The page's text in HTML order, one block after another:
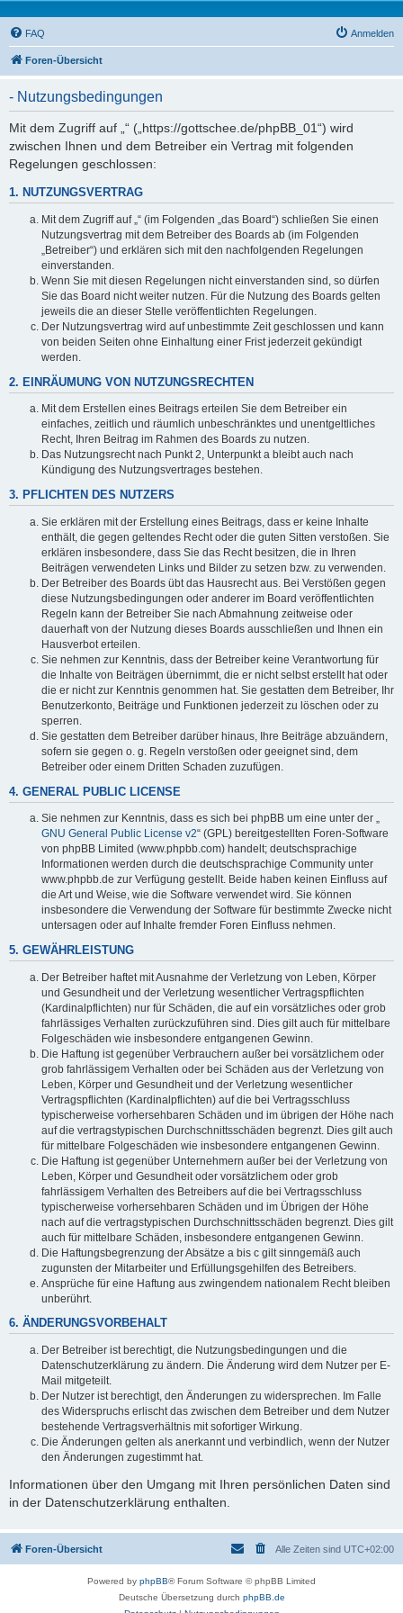
FAQ Anmelden
Foren-Übersicht
- Nutzungsbedingungen
Mit dem Zugriff auf „“ („https://gottschee.de/phpBB_01“) wird
zwischen Ihnen und dem Betreiber ein Vertrag mit folgenden
Regelungen geschlossen:
1. NUTZUNGSVERTRAG
Mit dem Zugriff auf „“ (im Folgenden „das Board“) schließen Sie einen
Nutzungsvertrag mit dem Betreiber des Boards ab (im Folgenden
„Betreiber“) und erklären sich mit den nachfolgenden Regelungen
einverstanden.
Wenn Sie mit diesen Regelungen nicht einverstanden sind, so dürfen
Sie das Board nicht weiter nutzen. Für die Nutzung des Boards gelten
jeweils die an dieser Stelle veröffentlichten Regelungen.
Der Nutzungsvertrag wird auf unbestimmte Zeit geschlossen und kann
von beiden Seiten ohne Einhaltung einer Frist jederzeit gekündigt
werden.
2. EINRÄUMUNG VON NUTZUNGSRECHTEN
Mit dem Erstellen eines Beitrags erteilen Sie dem Betreiber ein
einfaches, zeitlich und räumlich unbeschränktes und unentgeltliches
Recht, Ihren Beitrag im Rahmen des Boards zu nutzen.
Das Nutzungsrecht nach Punkt 2, Unterpunkt a bleibt auch nach
Kündigung des Nutzungsvertrages bestehen.
3. PFLICHTEN DES NUTZERS
Sie erklären mit der Erstellung eines Beitrags, dass er keine Inhalte
enthält, die gegen geltendes Recht oder die guten Sitten verstoßen. Sie
erklären insbesondere, dass Sie das Recht besitzen, die in Ihren
Beiträgen verwendeten Links und Bilder zu setzen bzw. zu verwenden.
Der Betreiber des Boards übt das Hausrecht aus. Bei Verstößen gegen
diese Nutzungsbedingungen oder anderer im Board veröffentlichten
Regeln kann der Betreiber Sie nach Abmahnung zeitweise oder
dauerhaft von der Nutzung dieses Boards ausschließen und Ihnen ein
Hausverbot erteilen.
Sie nehmen zur Kenntnis, dass der Betreiber keine Verantwortung für
die Inhalte von Beiträgen übernimmt, die er nicht selbst erstellt hat oder
die er nicht zur Kenntnis genommen hat. Sie gestatten dem Betreiber, Ihr
Benutzerkonto, Beiträge und Funktionen jederzeit zu löschen oder zu
sperren.
Sie gestatten dem Betreiber darüber hinaus, Ihre Beiträge abzuändern,
sofern sie gegen o. g. Regeln verstoßen oder geeignet sind, dem
Betreiber oder einem Dritten Schaden zuzufügen.
4. GENERAL PUBLIC LICENSE
Sie nehmen zur Kenntnis, dass es sich bei phpBB um eine unter der „
GNU General Public License v2“ (GPL) bereitgestellten Foren-Software
von phpBB Limited (www.phpbb.com) handelt; deutschsprachige
Informationen werden durch die deutschsprachige Community unter
www.phpbb.de zur Verfügung gestellt. Beide haben keinen Einfluss auf
die Art und Weise, wie die Software verwendet wird. Sie können
insbesondere die Verwendung der Software für bestimmte Zwecke nicht
untersagen oder auf Inhalte fremder Foren Einfluss nehmen.
5. GEWÄHRLEISTUNG
Der Betreiber haftet mit Ausnahme der Verletzung von Leben, Körper
und Gesundheit und der Verletzung wesentlicher Vertragspflichten
(Kardinalpflichten) nur für Schäden, die auf ein vorsätzliches oder grob
fahrlässiges Verhalten zurückzuführen sind. Dies gilt auch für mittelbare
Folgeschäden wie insbesondere entgangenen Gewinn.
Die Haftung ist gegenüber Verbrauchern außer bei vorsätzlichem oder
grob fahrlässigem Verhalten oder bei Schäden aus der Verletzung von
Leben, Körper und Gesundheit und der Verletzung wesentlicher
Vertragspflichten (Kardinalpflichten) auf die bei Vertragsschluss
typischerweise vorhersehbaren Schäden und im übrigen der Höhe nach
auf die vertragstypischen Durchschnittsschäden begrenzt. Dies gilt auch
für mittelbare Folgeschäden wie insbesondere entgangenen Gewinn.
Die Haftung ist gegenüber Unternehmern außer bei der Verletzung von
Leben, Körper und Gesundheit oder vorsätzlichem oder grob
fahrlässigem Verhalten des Betreibers auf die bei Vertragsschluss
typischerweise vorhersehbaren Schäden und im Übrigen der Höhe
nach auf die vertragstypischen Durchschnittsschäden begrenzt. Dies gilt
auch für mittelbare Schäden, insbesondere entgangenen Gewinn.
Die Haftungsbegrenzung der Absätze a bis c gilt sinngemäß auch
zugunsten der Mitarbeiter und Erfüllungsgehilfen des Betreibers.
Ansprüche für eine Haftung aus zwingendem nationalem Recht bleiben
unberührt.
6. ÄNDERUNGSVORBEHALT
Der Betreiber ist berechtigt, die Nutzungsbedingungen und die
Datenschutzerklärung zu ändern. Die Änderung wird dem Nutzer per E-
Mail mitgeteilt.
Der Nutzer ist berechtigt, den Änderungen zu widersprechen. Im Falle
des Widerspruchs erlischt das zwischen dem Betreiber und dem Nutzer
bestehende Vertragsverhältnis mit sofortiger Wirkung.
Die Änderungen gelten als anerkannt und verbindlich, wenn der Nutzer
den Änderungen zugestimmt hat.
Informationen über den Umgang mit Ihren persönlichen Daten sind
in der Datenschutzerklärung enthalten.
Foren-Übersicht Alle Zeiten sind UTC+02:00
Powered by phpBB® Forum Software © phpBB Limited
Deutsche Übersetzung durch phpBB.de